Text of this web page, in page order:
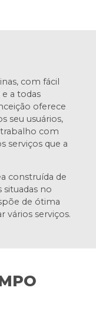
com fácil
e a todas
oferece
seu usuários,
com
serviços que a
construída de
situadas no
de ótima
vários serviços.